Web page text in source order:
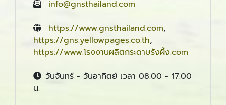
info@gnsthailand.com
https://www.gnsthailand.com,
https://gns.yellowpages.co.th,
https://www.โรงงานผลิตกระดาษรังผึ้ง.com
วันจันทร์ - วันอาทิตย์ เวลา 08.00 - 17.00
น.